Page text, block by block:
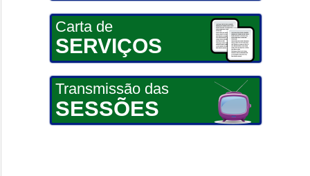
Carta de
SERVIÇOS
Transmissão das
SESSÕES